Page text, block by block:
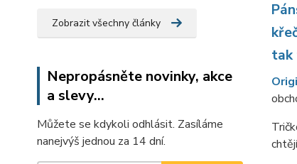
Zobrazit všechny články
Nepropásněte novinky, akce
a slevy...
Můžete se kdykoli odhlásit. Zasíláme
nanejvýš jednou za 14 dní.
tak